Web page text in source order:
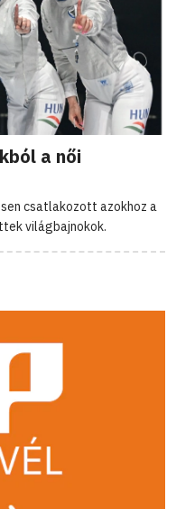
a női
csatlakozott azokhoz a
világbajnokok.